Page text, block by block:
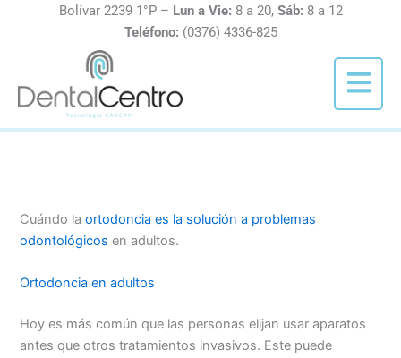
Bolívar 2239 1°P – Lun a Vie: 8 a 20, Sáb: 8 a 12
Teléfono: (0376) 4336-825
Menú
Cuándo laortodoncia es la solución a problemas
odontológicos en adultos.
Ortodoncia en adultos
Hoy es más común que las personas elijan usar aparatos
antes que otros tratamientos invasivos. Este puede